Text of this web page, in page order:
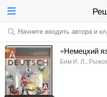
Начните вводить автора и
«Немецкий
Бим И. Л.,